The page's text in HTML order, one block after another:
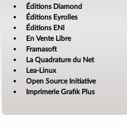
Éditions Diamond
Éditions Eyrolles
Éditions ENI
En Vente Libre
Framasoft
La Quadrature du Net
Lea-Linux
Open Source Initiative
Imprimerie Grafik Plus